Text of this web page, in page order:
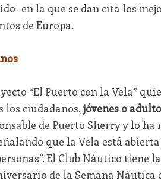
en la que se dan cita los
de Europa.
“El Puerto con la Vela”
los ciudadanos, jóvenes o
de Puerto Sherry y lo
que la Vela está
El Club Náutico tiene
de la Semana Náutica